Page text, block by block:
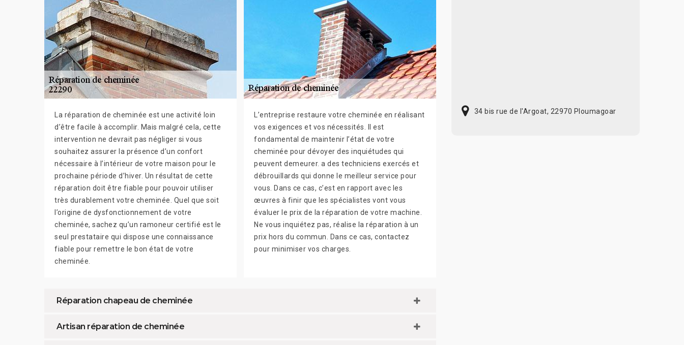
La réparation de cheminée est une activité loin
d’être facile à accomplir. Mais malgré cela, cette
intervention ne devrait pas négliger si vous
souhaitez assurer la présence d’un confort
nécessaire à l’intérieur de votre maison pour le
prochaine période d’hiver. Un résultat de cette
réparation doit être fiable pour pouvoir utiliser
très durablement votre cheminée. Quel que soit
l’origine de dysfonctionnement de votre
cheminée, sachez qu’un ramoneur certifié est le
seul prestataire qui dispose une connaissance
fiable pour remettre le bon état de votre
cheminée.
L’entreprise restaure votre cheminée en réalisant
vos exigences et vos nécessités. Il est
fondamental de maintenir l’état de votre
cheminée pour dévoyer des inquiétudes qui
peuvent demeurer. a des techniciens exercés et
débrouillards qui donne le meilleur service pour
vous. Dans ce cas, c’est en rapport avec les
œuvres à finir que les spécialistes vont vous
évaluer le prix de la réparation de votre machine.
Ne vous inquiétez pas, réalise la réparation à un
prix hors du commun. Dans ce cas, contactez
pour minimiser vos charges.
Réparation chapeau de cheminée
Artisan réparation de cheminée
34 bis rue de l'Argoat, 22970 Ploumagoar